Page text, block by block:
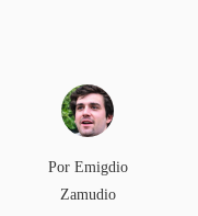
Por Emigdio
Zamudio